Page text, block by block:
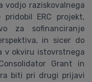
vodjo raziskovalnega
ERC projekt,
za sofinanciranje
in sicer do
v okviru istovrstnega
Grant in
biti pri drugi prijavi